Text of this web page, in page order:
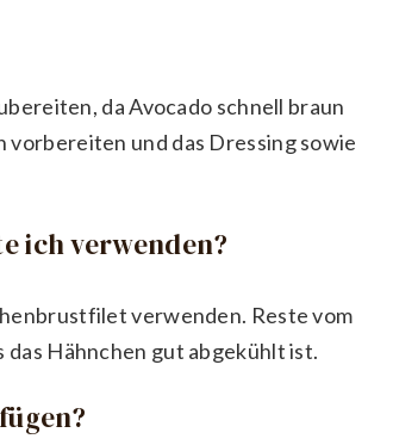
da Avocado schnell braun
vorbereiten und das Dressing sowie
ich verwenden?
verwenden. Reste vom
Hähnchen gut abgekühlt ist.